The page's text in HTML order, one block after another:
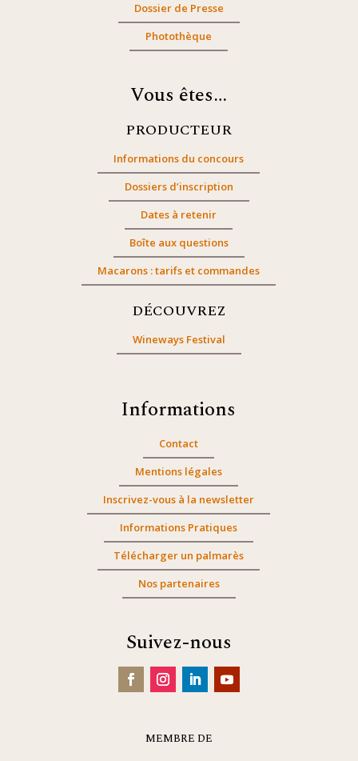
Dossier de Presse
Photothèque
Vous êtes…
PRODUCTEUR
Informations du concours
Dossiers d’inscription
Dates à retenir
Boîte aux questions
Macarons : tarifs et commandes
DÉCOUVREZ
Wineways Festival
Informations
Contact
Mentions légales
Inscrivez-vous à la newsletter
Informations Pratiques
Télécharger un palmarès
Nos partenaires
Suivez-nous
MEMBRE DE